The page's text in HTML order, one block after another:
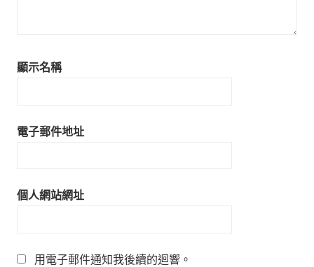
顯示名稱
電子郵件地址
個人網站網址
用電子郵件通知我後續的迴響。